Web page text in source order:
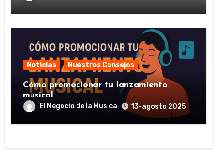
Noticias Nuestros Consejos
Cómo promocionar tu lanzamiento
musical
El Negocio de la Musica 13-agosto 2025